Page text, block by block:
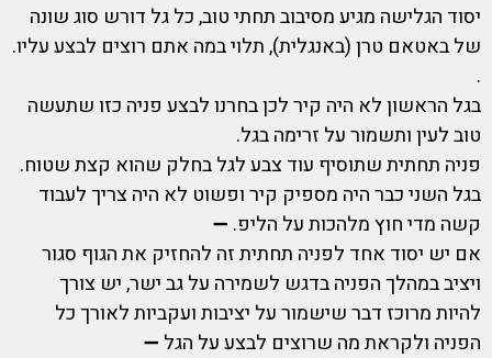
יסוד הגלישה מגיע מסיבוב תחתי טוב, כל גל דורש סוג שונה
של באטאם טרן (באנגלית), תלוי במה אתם רוצים לבצע עליו.
.
בגל הראשון לא היה קיר לכן בחרנו לבצע פניה כזו שתעשה
טוב לעין ותשמור על זרימה בגל.
פניה תחתית שתוסיף עוד צבע לגל בחלק שהוא קצת שטוח.
בגל השני כבר היה מספיק קיר ופשוט לא היה צריך לעבוד
קשה מדי חוץ מלהכות על הליפ. ➖
אם יש יסוד אחד לפניה תחתית זה להחזיק את הגוף סגור
ויציב במהלך הפניה בדגש לשמירה על גב ישר, יש צורך
להיות מרוכז דבר שישמור על יציבות ועקביות לאורך כל
הפניה ולקראת מה שרוצים לבצע על הגל ➖